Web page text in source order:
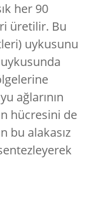
her 90
üretilir. Bu
uykusunu
ağlarının
hücresini de
bu alakasız